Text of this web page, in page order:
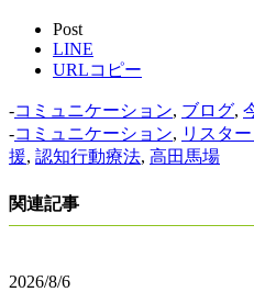
Post
LINE
URLコピー
-コミュニケーション, ブログ,
-コミュニケーション, リスター
援, 認知行動療法, 高田馬場
関連記事
2026/8/6